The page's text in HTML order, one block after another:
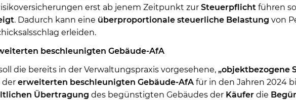
erst ab jenem Zeitpunkt zur Steuerpflicht führen
. Dadurch kann eine überproportionale steuerliche Belastung von
erleiden.
beschleunigten Gebäude-AfA
die bereits in der Verwaltungspraxis vorgesehene, „objektbezogene
der erweiterten beschleunigten Gebäude-AfA für in den Jahren 2024
Übertragung des begünstigten Gebäudes der Käufer die